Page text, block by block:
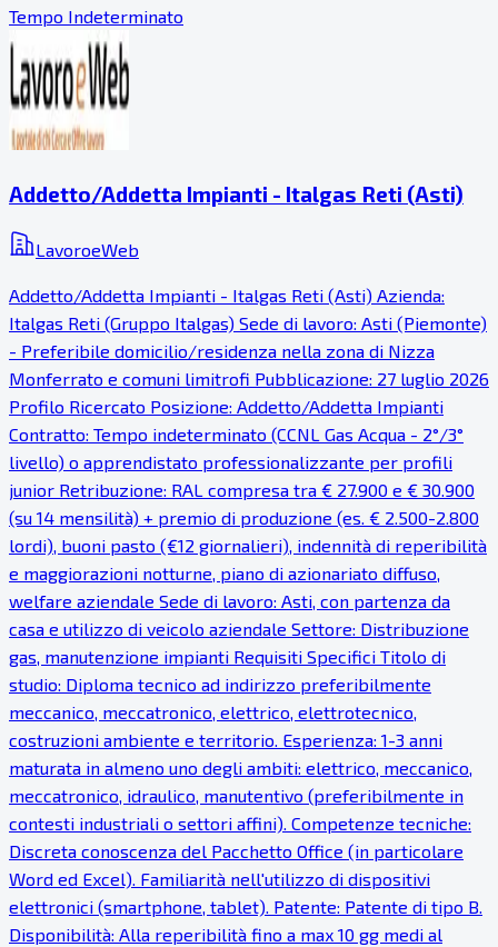
Tempo Indeterminato
Addetto/Addetta Impianti - Italgas Reti (Asti)
LavoroeWeb
Addetto/Addetta Impianti - Italgas Reti (Asti) Azienda:
Italgas Reti (Gruppo Italgas) Sede di lavoro: Asti (Piemonte)
- Preferibile domicilio/residenza nella zona di Nizza
Monferrato e comuni limitrofi Pubblicazione: 27 luglio 2026
Profilo Ricercato Posizione: Addetto/Addetta Impianti
Contratto: Tempo indeterminato (CCNL Gas Acqua - 2°/3°
livello) o apprendistato professionalizzante per profili
junior Retribuzione: RAL compresa tra € 27.900 e € 30.900
(su 14 mensilità) + premio di produzione (es. € 2.500-2.800
lordi), buoni pasto (€12 giornalieri), indennità di reperibilità
e maggiorazioni notturne, piano di azionariato diffuso,
welfare aziendale Sede di lavoro: Asti, con partenza da
casa e utilizzo di veicolo aziendale Settore: Distribuzione
gas, manutenzione impianti Requisiti Specifici Titolo di
studio: Diploma tecnico ad indirizzo preferibilmente
meccanico, meccatronico, elettrico, elettrotecnico,
costruzioni ambiente e territorio. Esperienza: 1-3 anni
maturata in almeno uno degli ambiti: elettrico, meccanico,
meccatronico, idraulico, manutentivo (preferibilmente in
contesti industriali o settori affini). Competenze tecniche:
Discreta conoscenza del Pacchetto Office (in particolare
Word ed Excel). Familiarità nell'utilizzo di dispositivi
elettronici (smartphone, tablet). Patente: Patente di tipo B.
Disponibilità: Alla reperibilità fino a max 10 gg medi al